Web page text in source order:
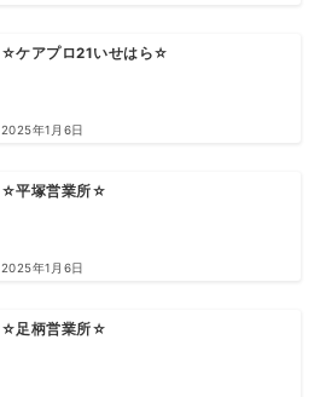
☆ケアプロ21いせはら☆
2025年1月6日
☆平塚営業所☆
2025年1月6日
☆足柄営業所☆